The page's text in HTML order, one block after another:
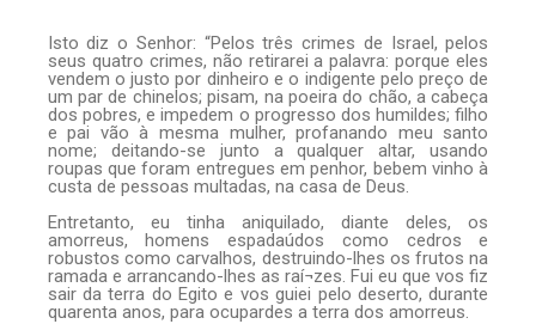
Isto diz o Senhor: “Pelos três crimes de Israel, pelos
seus quatro crimes, não retirarei a palavra: porque eles
vendem o justo por dinheiro e o indigente pelo preço de
um par de chinelos; pisam, na poeira do chão, a cabeça
dos pobres, e impedem o progresso dos humildes; filho
e pai vão à mesma mulher, profanando meu santo
nome; deitando-se junto a qualquer altar, usando
roupas que foram entregues em penhor, bebem vinho à
custa de pessoas multadas, na casa de Deus.
Entretanto, eu tinha aniquilado, diante deles, os
amorreus, homens espadaúdos como cedros e
robustos como carvalhos, destruindo-lhes os frutos na
ramada e arrancando-lhes as raí¬zes. Fui eu que vos fiz
sair da terra do Egito e vos guiei pelo deserto, durante
quarenta anos, para ocupardes a terra dos amorreus.